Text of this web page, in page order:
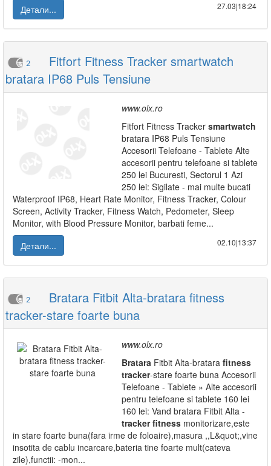
Детали...
27.03|18:24
2
Fitfort Fitness Tracker smartwatch
bratara IP68 Puls Tensiune
www.olx.ro
Fitfort Fitness Tracker smartwatch
bratara IP68 Puls Tensiune
Accesorii Telefoane - Tablete Alte
accesorii pentru telefoane si tablete
250 lei Bucuresti, Sectorul 1 Azi
250 lei: Sigilate - mai multe bucati
Waterproof IP68, Heart Rate Monitor, Fitness Tracker, Colour
Screen, Activity Tracker, Fitness Watch, Pedometer, Sleep
Monitor, with Blood Pressure Monitor, barbati feme...
Детали...
02.10|13:37
2
Bratara Fitbit Alta-bratara fitness
tracker-stare foarte buna
www.olx.ro
Bratara Fitbit Alta-bratara fitness
tracker-stare foarte buna Accesorii
Telefoane - Tablete » Alte accesorii
pentru telefoane si tablete 160 lei
160 lei: Vand bratara Fitbit Alta -
tracker fitness monitorizare,este
in stare foarte buna(fara irme de foloaire),masura ,,L&quot;,vine
insotita de cablu incarcare,bateria tine foarte mult(cateva
zile),functii: -mon...